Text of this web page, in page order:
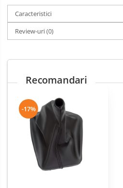
Caracteristici
Review-uri(0)
Recomandari
-17%